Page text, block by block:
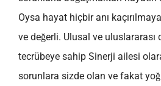
Oysa hayat hiçbir anı
ve değerli. Ulusal ve uluslararası
tecrübeye sahip Sinerji ailesi
sorunlara sizde olan ve fakat